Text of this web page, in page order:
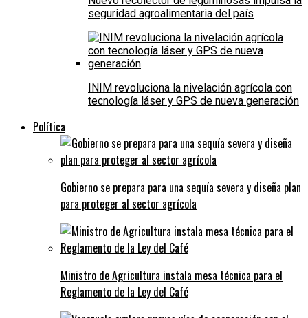
seguridad agroalimentaria del país
INIM revoluciona la nivelación agrícola con
tecnología láser y GPS de nueva generación
Política
Gobierno se prepara para una sequía severa y diseña plan
para proteger al sector agrícola
Ministro de Agricultura instala mesa técnica para el
Reglamento de la Ley del Café